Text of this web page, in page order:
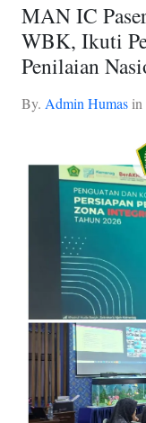
MAN IC
WBK, Ikuti
Penilaian
By. Admin Humasin